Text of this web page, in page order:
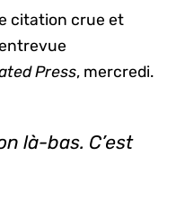
citation crue et
Press, mercredi.
là-bas. C’est